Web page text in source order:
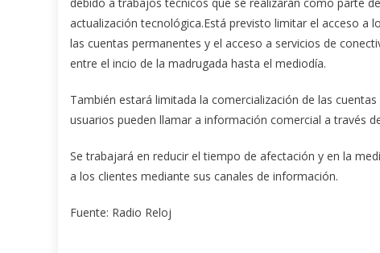
debido a trabajos técnicos que se realizarán como parte
actualización tecnológica.Está previsto limitar el acceso a
las cuentas permanentes y el acceso a servicios de
entre el incio de la madrugada hasta el mediodía.
También estará limitada la comercialización de las
usuarios pueden llamar a información comercial a través
Se trabajará en reducir el tiempo de afectación y en la
a los clientes mediante sus canales de información.
Fuente: Radio Reloj